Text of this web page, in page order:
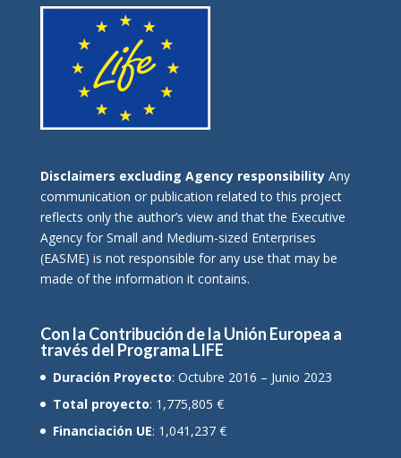
Disclaimers excluding Agency responsibilityAny
communication or publication related to this project
reflects only the author’s view and that the Executive
Agency for Small and Medium-sized Enterprises
(EASME) is not responsible for any use that may be
made of the information it contains.
Con la Contribución de la Unión Europea a
través del Programa LIFE
Duración Proyecto: Octubre 2016 – Junio 2023
Total proyecto: 1,775,805 €
Financiación UE: 1,041,237 €